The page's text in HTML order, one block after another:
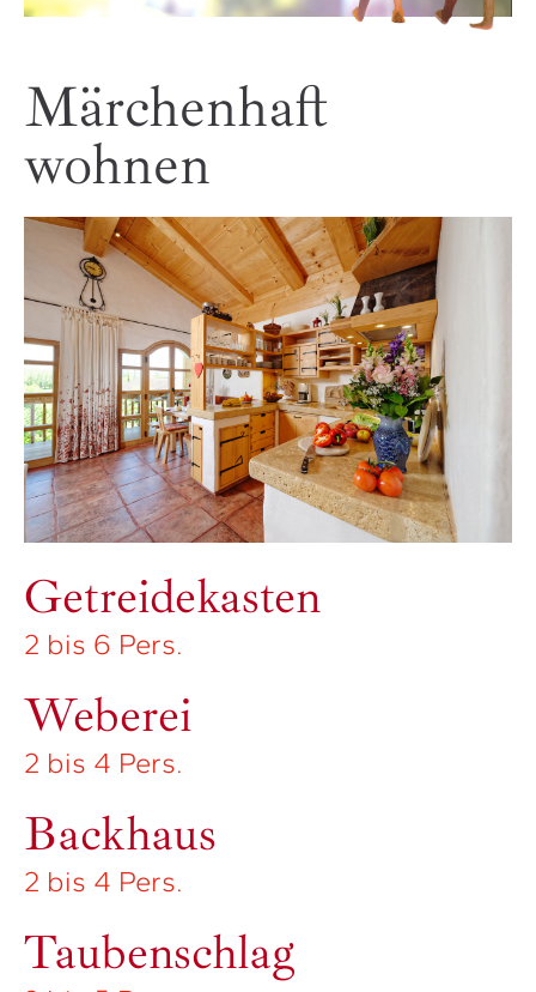
Märchenhaft
wohnen
Heuboden
2 bis 6 Pers.
Mühle
2 bis 6 Pers.
Töpferei
2 bis 4 Pers.
Getreidekasten
2 bis 6 Pers.
Weberei
2 bis 4 Pers.
Backhaus
2 bis 4 Pers.
Taubenschlag